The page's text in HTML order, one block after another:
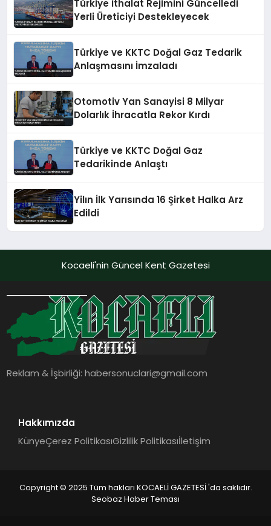
Türkiye İthalat Rejimini Güncelledi
Yerli Üreticiyi Destekleyecek
Türkiye ve KKTC Doğal Gaz Tedarik
Anlaşmasını İmzaladı
Otomotiv Yan Sanayisi 8 Milyar
Dolarlık İhracatla Rekor Kırdı
Türkiye ve KKTC Doğal Gaz
Tedarikinde Anlaştı
Yilın İlk Yarısında 16 Şirket Halka Arz
Edildi
Kocaeli'nin Güncel Kent Gazetesi
Reklam & İşbirliği:habersonuclari@gmail.com
Hakkımızda
KünyeÇerez PolitikasıGizlilik Politikasıİletişim
Copyright © 2025 Tüm hakları KOCAELİ GAZETESİ 'da saklıdır.
Seobaz Haber Teması